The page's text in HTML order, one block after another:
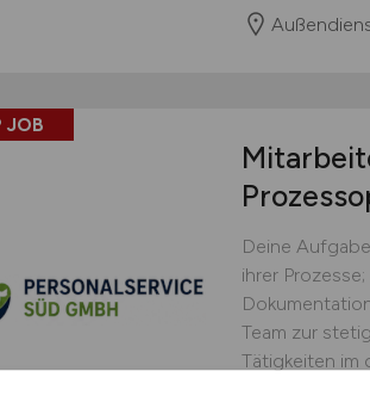
JOB
Deine
ihrer
Team zur
Tätigkeiten im